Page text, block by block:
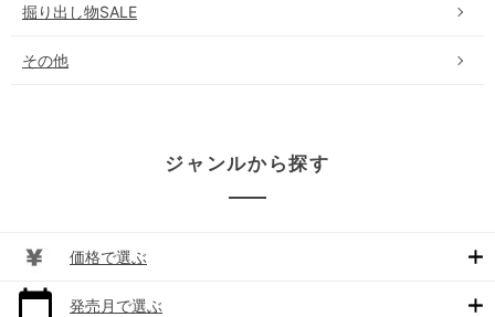
掘り出し物SALE
その他
ジャンルから探す
価格で選ぶ
発売月で選ぶ